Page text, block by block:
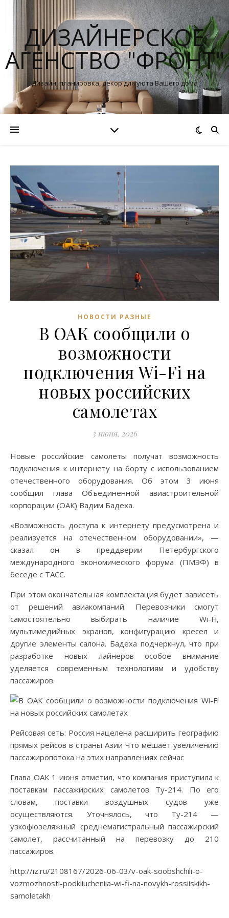
ДИЗАЙНЕРСКОЕ
АГЕНСТВО "ФРОНТ"
Дизайн, планировка, декор для уюта Вашего дома
НОВОСТИ РАЗНЫЕ
В ОАК сообщили о
возможности
подключения Wi-Fi на
новых российских
самолетах
3 июня, 2026
Новые российские самолеты получат возможность
подключения к интернету на борту с использованием
отечественного оборудования. Об этом 3 июня
сообщил глава Объединенной авиастроительной
корпорации (ОАК) Вадим Бадеха.
«Возможность доступа к интернету предусмотрена и
реализуется на отечественном оборудовании», —
сказал он в преддверии Петербургского
международного экономического форума (ПМЭФ) в
беседе с ТАСС.
При этом окончательная комплектация будет зависеть
от решений авиакомпаний. Перевозчики смогут
самостоятельно выбирать наличие Wi-Fi,
мультимедийных экранов, конфигурацию кресел и
другие элементы салона. Бадеха подчеркнул, что при
разработке новых лайнеров особое внимание
уделяется современным технологиям и удобству
пассажиров.
Рейсовая сеть: Россия нацелена расширить географию
прямых рейсов в страны Азии Что мешает увеличению
пассажиропотока на этих направлениях сейчас
Глава ОАК 1 июня отметил, что компания приступила к
поставкам пассажирских самолетов Ту-214. По его
словам, поставки воздушных судов уже
осуществляются. Уточнялось, что Ту-214 —
узкофюзеляжный среднемагистральный пассажирский
самолет, рассчитанный на перевозку до 210
пассажиров.
http://iz.ru/2108167/2026-06-03/v-oak-soobshchili-o-
vozmozhnosti-podkliucheniia-wi-fi-na-novykh-rossiiskikh-
samoletakh